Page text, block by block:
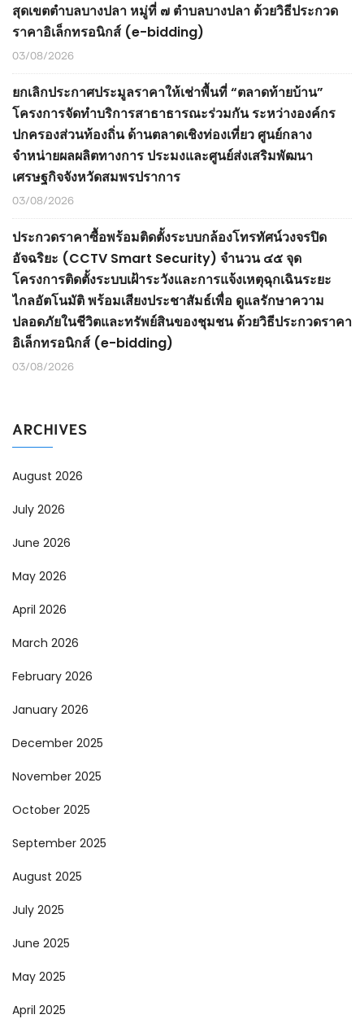
สุดเขตตำบลบางปลา หมู่ที่ ๗ ตำบลบางปลา ด้วยวิธีประกวด
ราคาอิเล็กทรอนิกส์ (e-bidding)
03/08/2026
ยกเลิกประกาศประมูลราคาให้เช่าพื้นที่ “ตลาดท้ายบ้าน”
โครงการจัดทำบริการสาธาธารณะร่วมกัน ระหว่างองค์กร
ปกครองส่วนท้องถิ่น ด้านตลาดเชิงท่องเที่ยว ศูนย์กลาง
จำหน่ายผลผลิตทางการ ประมงและศูนย์ส่งเสริมพัฒนา
เศรษฐกิจจังหวัดสมพรปราการ
03/08/2026
ประกวดราคาซื้อพร้อมติดตั้งระบบกล้องโทรทัศน์วงจรปิด
อัจฉริยะ (CCTV Smart Security) จำนวน ๔๕ จุด
โครงการติดตั้งระบบเฝ้าระวังและการแจ้งเหตุฉุกเฉินระยะ
ไกลอัตโนมัติ พร้อมเสียงประชาสัมธ์เพื่อ ดูแลรักษาความ
ปลอดภัยในชีวิตและทรัพย์สินของชุมชน ด้วยวิธีประกวดราคา
อิเล็กทรอนิกส์ (e-bidding)
03/08/2026
ARCHIVES
August 2026
July 2026
June 2026
May 2026
April 2026
March 2026
February 2026
January 2026
December 2025
November 2025
October 2025
September 2025
August 2025
July 2025
June 2025
May 2025
April 2025